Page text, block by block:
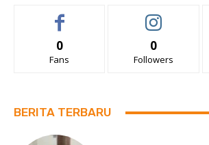
0
Fans
0
Followers
BERITA TERBARU